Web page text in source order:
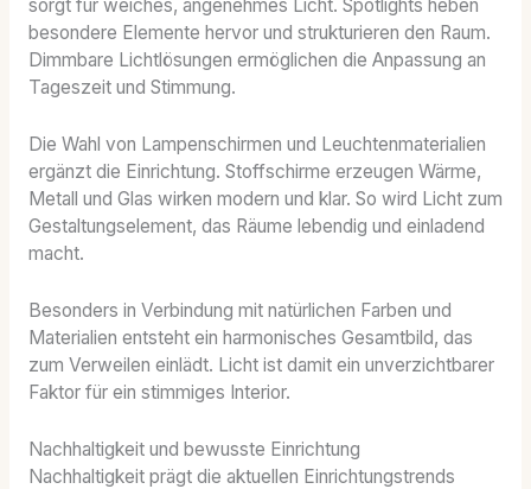
sorgt für weiches, angenehmes Licht. Spotlights heben
besondere Elemente hervor und strukturieren den Raum.
Dimmbare Lichtlösungen ermöglichen die Anpassung an
Tageszeit und Stimmung.
Die Wahl von Lampenschirmen und Leuchtenmaterialien
ergänzt die Einrichtung. Stoffschirme erzeugen Wärme,
Metall und Glas wirken modern und klar. So wird Licht zum
Gestaltungselement, das Räume lebendig und einladend
macht.
Besonders in Verbindung mit natürlichen Farben und
Materialien entsteht ein harmonisches Gesamtbild, das
zum Verweilen einlädt. Licht ist damit ein unverzichtbarer
Faktor für ein stimmiges Interior.
Nachhaltigkeit und bewusste Einrichtung
Nachhaltigkeit prägt die aktuellen Einrichtungstrends